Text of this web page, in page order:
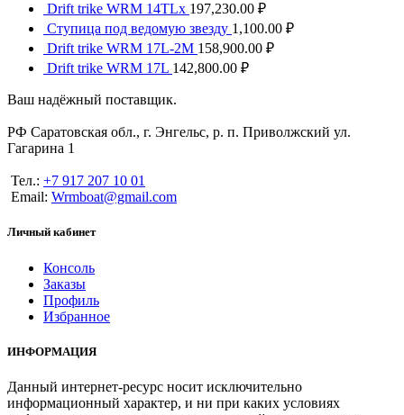
Drift trike WRM 14TLx 197,230.00 ₽
Ступица под ведомую звезду 1,100.00 ₽
Drift trike WRM 17L-2M 158,900.00 ₽
Drift trike WRM 17L 142,800.00 ₽
Ваш надёжный поставщик.
РФ Саратовская обл., г. Энгельс, р. п. Приволжский ул.
Гагарина 1
Тел.: +7 917 207 10 01
Email: Wrmboat@gmail.com
Личный кабинет
Консоль
Заказы
Профиль
Избранное
ИНФОРМАЦИЯ
Данный интернет-ресурс носит исключительно
информационный характер, и ни при каких условиях